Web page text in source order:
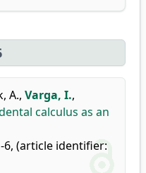
A., Varga, I.,
calculus as an
6, (article identifier: